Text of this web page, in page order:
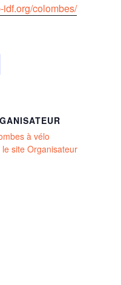
idf.org/colombes/
à vélo
le site Organisateur